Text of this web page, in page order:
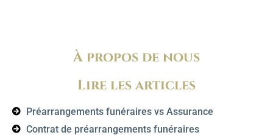
À propos de nous
Lire les articles
Préarrangements funéraires vs Assurance
Contrat de préarrangements funéraires